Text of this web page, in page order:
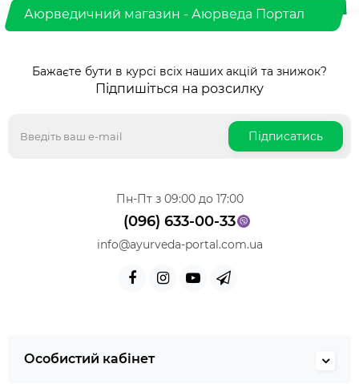
Аюрведичний магазин - Аюрведа Портал
Бажаєте бути в курсі всіх наших акцій та знижок?
Підпишіться на розсилку
Підписатись
Пн-Пт з 09:00 до 17:00
(096) 633-00-33
info@ayurveda-portal.com.ua
Особистий кабінет